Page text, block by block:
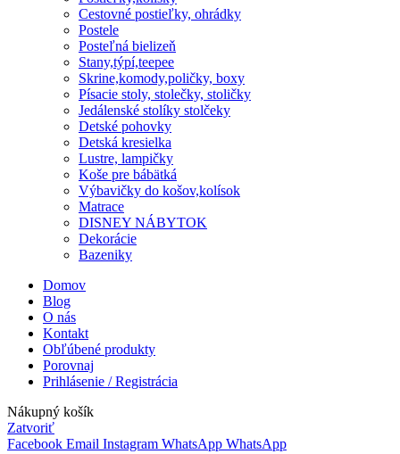
Cestovné postieľky, ohrádky
Postele
Posteľná bielizeň
Stany,týpí,teepee
Skrine,komody,poličky, boxy
Písacie stoly, stolečky, stoličky
Jedálenské stolíky stolčeky
Detské pohovky
Detská kresielka
Lustre, lampičky
Koše pre bábätká
Výbavičky do košov,kolísok
Matrace
DISNEY NÁBYTOK
Dekorácie
Bazeniky
Domov
Blog
O nás
Kontakt
Obľúbené produkty
Porovnaj
Prihlásenie / Registrácia
Nákupný košík
Zatvoriť
Facebook Email Instagram WhatsApp WhatsApp